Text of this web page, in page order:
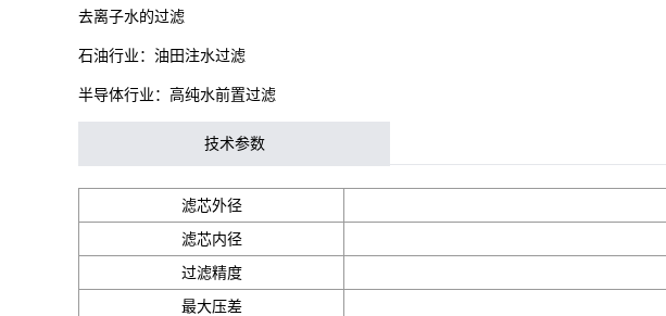
去离子水的过滤
石油行业：油田注水过滤
半导体行业：高纯水前置过滤
技术参数
滤芯外径
滤芯内径
过滤精度
最大压差